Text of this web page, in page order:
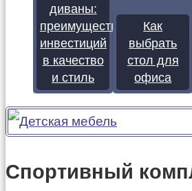
диваны:
преимущества
инвестиций
в качество
и стиль
Как
выбрать
стол для
офиса
Спортивный